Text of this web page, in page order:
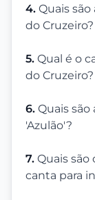
4. Quais
do Cruzeiro?
5. Qual é o
do Cruzeiro?
6. Quais
'Azulão'?
7. Quais são
canta para